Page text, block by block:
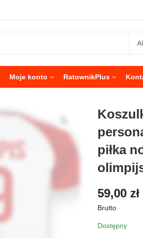
Moje konto RatownikPlus
piłka
59,00 zł
Brutto
Dostępny